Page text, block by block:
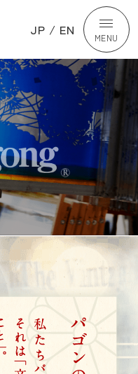
JP / EN MENU